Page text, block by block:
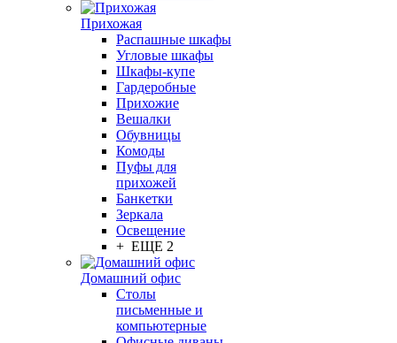
Прихожая
Распашные шкафы
Угловые шкафы
Шкафы-купе
Гардеробные
Прихожие
Вешалки
Обувницы
Комоды
Пуфы для
прихожей
Банкетки
Зеркала
Освещение
+ ЕЩЕ 2
Домашний офис
Столы
письменные и
компьютерные